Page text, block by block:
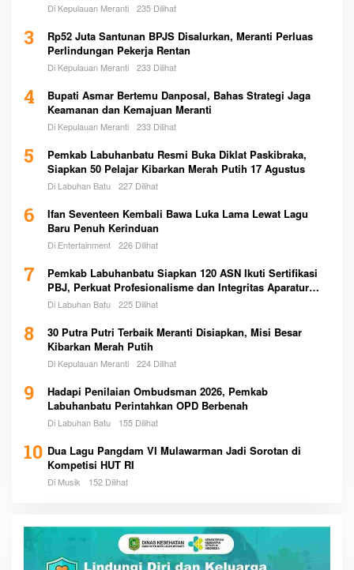
Di Kepulauan Meranti 235 Dilihat
3
Rp52 Juta Santunan BPJS Disalurkan, Meranti Perluas
Perlindungan Pekerja Rentan
Di Kepulauan Meranti 233 Dilihat
4
Bupati Asmar Bertemu Danposal, Bahas Strategi Jaga
Keamanan dan Kemajuan Meranti
Di Kepulauan Meranti 233 Dilihat
5
Pemkab Labuhanbatu Resmi Buka Diklat Paskibraka,
Siapkan 50 Pelajar Kibarkan Merah Putih 17 Agustus
Di Labuhan Batu 227 Dilihat
6
Ifan Seventeen Kembali Bawa Luka Lama Lewat Lagu
Baru Penuh Kerinduan
Di Entertainment 226 Dilihat
7
Pemkab Labuhanbatu Siapkan 120 ASN Ikuti Sertifikasi
PBJ, Perkuat Profesionalisme dan Integritas Aparatur
Pemerintah
Di Labuhan Batu 225 Dilihat
8
30 Putra Putri Terbaik Meranti Disiapkan, Misi Besar
Kibarkan Merah Putih
Di Kepulauan Meranti 224 Dilihat
9
Hadapi Penilaian Ombudsman 2026, Pemkab
Labuhanbatu Perintahkan OPD Berbenah
Di Labuhan Batu 155 Dilihat
10 Dua Lagu Pangdam VI Mulawarman Jadi Sorotan di
Kompetisi HUT RI
Di Musik 152 Dilihat